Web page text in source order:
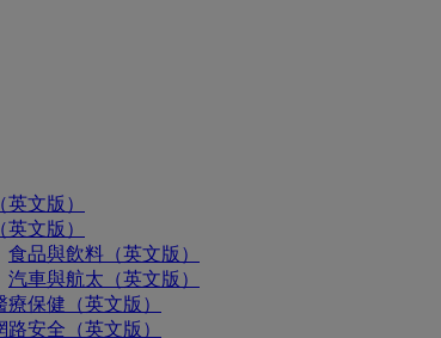
文版）
文版）
食品與飲料（英文版）
汽車與航太（英文版）
療保健（英文版）
路安全（英文版）